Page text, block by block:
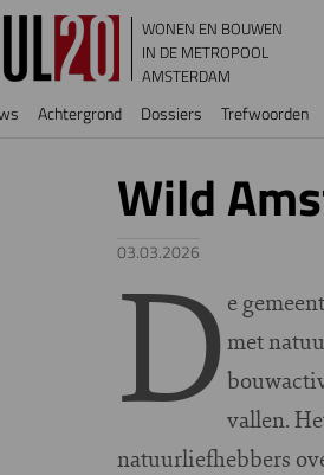
gaan
WONEN EN BOUWEN
IN DE METROPOOL
AMSTERDAM
Achtergrond Dossiers Trefwoorden
Wild
03.03.2026
D e
met
vallen.
natuurliefhebbers